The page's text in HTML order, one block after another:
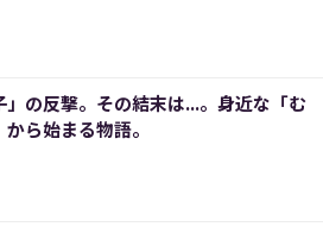
」の反撃。その結末は...。身近な「む
ら始まる物語。